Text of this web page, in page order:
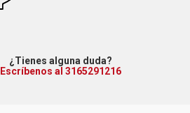
¿Tienes alguna duda?
Escríbenos al 3165291216